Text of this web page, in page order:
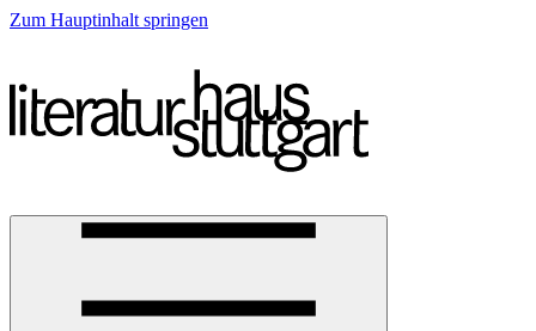
Zum Hauptinhalt springen